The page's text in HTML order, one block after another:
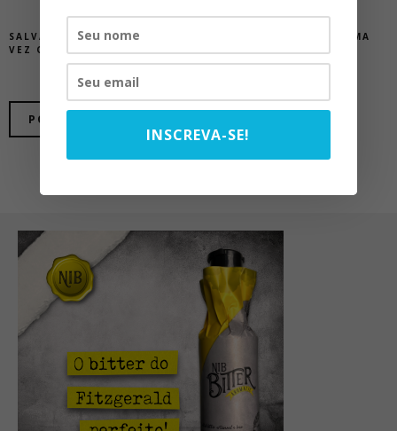
SALVAR MEUS DADOS NESTE NAVEGADOR PARA A PRÓXIMA
VEZ QUE EU COMENTAR.
INSCREVA-SE!